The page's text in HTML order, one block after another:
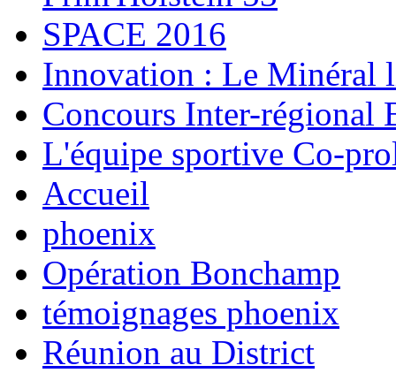
SPACE 2016
Innovation : Le Minéral
Concours Inter-régional
L'équipe sportive Co-
Accueil
phoenix
Opération Bonchamp
témoignages phoenix
Réunion au District